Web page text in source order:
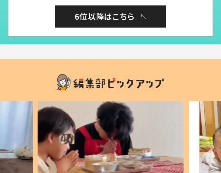
6位以降はこちら